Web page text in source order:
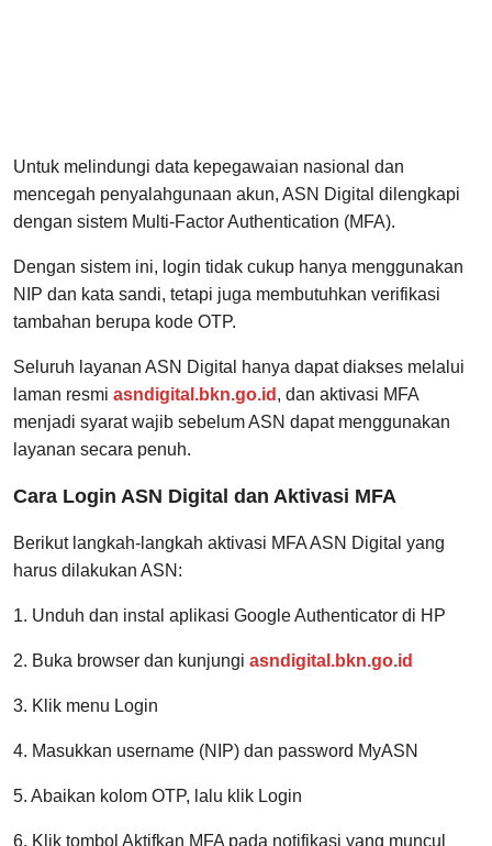
Untuk melindungi data kepegawaian nasional dan
mencegah penyalahgunaan akun, ASN Digital dilengkapi
dengan sistem Multi-Factor Authentication (MFA).
Dengan sistem ini, login tidak cukup hanya menggunakan
NIP dan kata sandi, tetapi juga membutuhkan verifikasi
tambahan berupa kode OTP.
Seluruh layanan ASN Digital hanya dapat diakses melalui
laman resmi asndigital.bkn.go.id , dan aktivasi MFA
menjadi syarat wajib sebelum ASN dapat menggunakan
layanan secara penuh.
Cara Login ASN Digital dan Aktivasi MFA
Berikut langkah-langkah aktivasi MFA ASN Digital yang
harus dilakukan ASN:
1. Unduh dan instal aplikasi Google Authenticator di HP
2. Buka browser dan kunjungi asndigital.bkn.go.id
3. Klik menu Login
4. Masukkan username (NIP) dan password MyASN
5. Abaikan kolom OTP, lalu klik Login
6. Klik tombol Aktifkan MFA pada notifikasi yang muncul